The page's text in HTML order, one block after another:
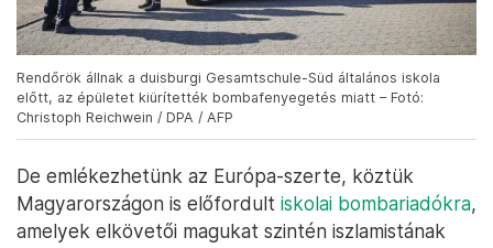
Rendőrök állnak a duisburgi Gesamtschule-Süd általános iskola
előtt, az épületet kiürítették bombafenyegetés miatt – Fotó:
Christoph Reichwein / DPA / AFP
De emlékezhetünk az Európa-szerte, köztük
Magyarországon is előfordult iskolai bombariadókra,
amelyek elkövetői magukat szintén iszlamistának